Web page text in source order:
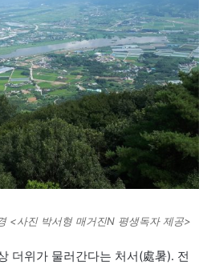
<사진 박서형 매거진N 평생독자 제공>
더위가 물러간다는 처서(處暑). 전